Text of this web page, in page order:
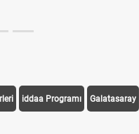
iddaa Programı Galatasaray